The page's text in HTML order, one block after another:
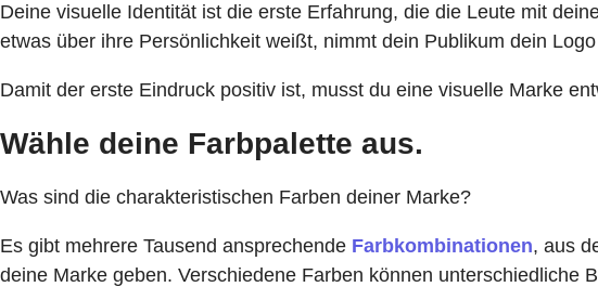
Deine visuelle Identität ist die erste Erfahrung, die die Leute mit
etwas über ihre Persönlichkeit weißt, nimmt dein Publikum dein
Damit der erste Eindruck positiv ist, musst du eine visuelle Marke
Wähle deine Farbpalette aus.
Was sind die charakteristischen Farben deiner Marke?
Es gibt mehrere Tausend ansprechende Farbkombinationen, aus
deine Marke geben. Verschiedene Farben können unterschiedliche